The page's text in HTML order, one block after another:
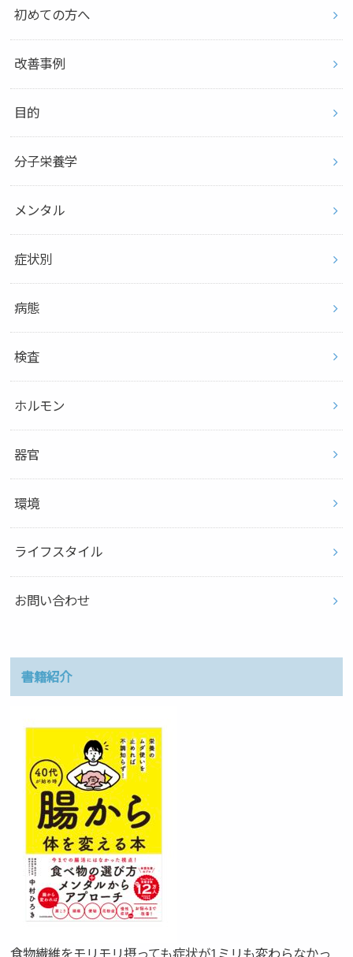
初めての方へ
改善事例
目的
分子栄養学
メンタル
症状別
病態
検査
ホルモン
器官
環境
ライフスタイル
お問い合わせ
書籍紹介
食物繊維をモリモリ摂っても症状が1ミリも変わらなかっ